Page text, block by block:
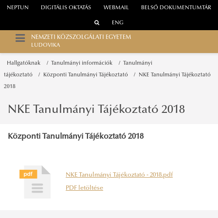
WEBMAIL
NEPTUN DIGITÁLIS OKTATÁS BELSŐ DOKUMENTUMTÁR
ENG
NEMZETI KÖZSZOLGÁLATI EGYETEM
LUDOVIKA
Hallgatóknak Tanulmányi információk Tanulmányi
tájékoztató Központi Tanulmányi Tájékoztató NKE Tanulmányi Tájékoztató
2018
NKE Tanulmányi Tájékoztató 2018
Központi Tanulmányi Tájékoztató 2018
NKE Tanulmányi Tájékoztató - 2018.pdf
PDF letöltése